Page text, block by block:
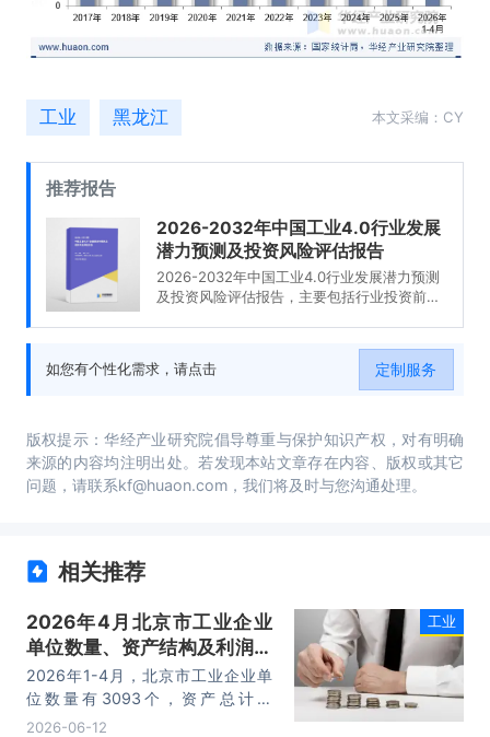
工业 黑龙江 本文采编：CY
推荐报告
2026-2032年中国工业4.0行业发展
潜力预测及投资风险评估报告
2026-2032年中国工业4.0行业发展潜力预测
及投资风险评估报告，主要包括行业投资前
如您有个性化需求，请点击
定制服务
版权提示：华经产业研究院倡导尊重与保护知识产权，对有明确
来源的内容均注明出处。若发现本站文章存在内容、版权或其它
问题，请联系kf@huaon.com，我们将及时与您沟通处理。
相关推荐
2026年4月北京市工业企业
单位数量、资产结构及利润统
计分析
2026年1-4月，北京市工业企业单
位数量有3093个，资产总计为
82103.1亿元，负债合计为37511.6
2026-06-12
工业